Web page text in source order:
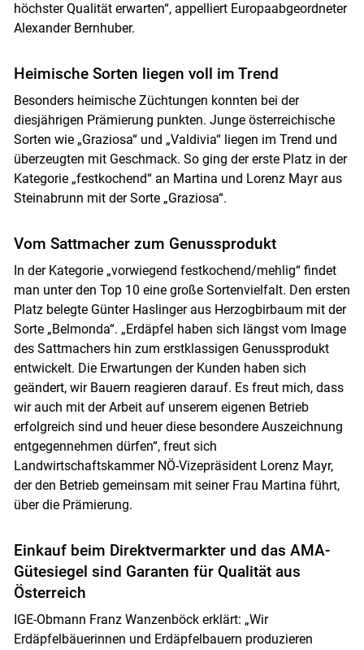
höchster Qualität erwarten“, appelliert Europaabgeordneter
Alexander Bernhuber.
Heimische Sorten liegen voll im Trend
Besonders heimische Züchtungen konnten bei der
diesjährigen Prämierung punkten. Junge österreichische
Sorten wie „Graziosa“ und „Valdivia“ liegen im Trend und
überzeugten mit Geschmack. So ging der erste Platz in der
Kategorie „festkochend“ an Martina und Lorenz Mayr aus
Steinabrunn mit der Sorte „Graziosa“.
Vom Sattmacher zum Genussprodukt
In der Kategorie „vorwiegend festkochend/mehlig“ findet
man unter den Top 10 eine große Sortenvielfalt. Den ersten
Platz belegte Günter Haslinger aus Herzogbirbaum mit der
Sorte „Belmonda“. „Erdäpfel haben sich längst vom Image
des Sattmachers hin zum erstklassigen Genussprodukt
entwickelt. Die Erwartungen der Kunden haben sich
geändert, wir Bauern reagieren darauf. Es freut mich, dass
wir auch mit der Arbeit auf unserem eigenen Betrieb
erfolgreich sind und heuer diese besondere Auszeichnung
entgegennehmen dürfen“, freut sich
Landwirtschaftskammer NÖ-Vizepräsident Lorenz Mayr,
der den Betrieb gemeinsam mit seiner Frau Martina führt,
über die Prämierung.
Einkauf beim Direktvermarkter und das AMA-
Gütesiegel sind Garanten für Qualität aus
Österreich
IGE-Obmann Franz Wanzenböck erklärt: „Wir
Erdäpfelbäuerinnen und Erdäpfelbauern produzieren